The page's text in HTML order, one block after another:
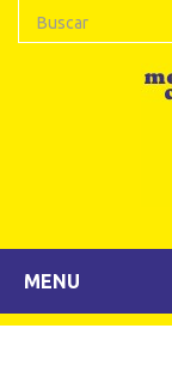
MENU